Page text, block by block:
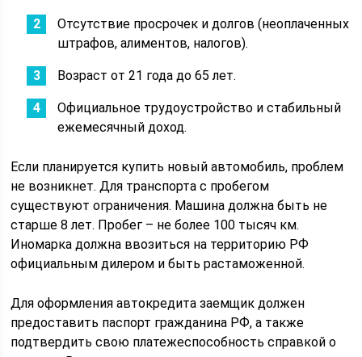
Отсутствие просрочек и долгов (неоплаченных
штрафов, алиментов, налогов).
Возраст от 21 года до 65 лет.
Официальное трудоустройство и стабильный
ежемесячный доход.
Если планируется купить новый автомобиль, проблем
не возникнет. Для транспорта с пробегом
существуют ограничения. Машина должна быть не
старше 8 лет. Пробег – не более 100 тысяч км.
Иномарка должна ввозиться на территорию РФ
официальным дилером и быть растаможенной.
Для оформления автокредита заемщик должен
предоставить паспорт гражданина РФ, а также
подтвердить свою платежеспособность справкой о